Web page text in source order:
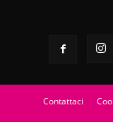
Contattaci